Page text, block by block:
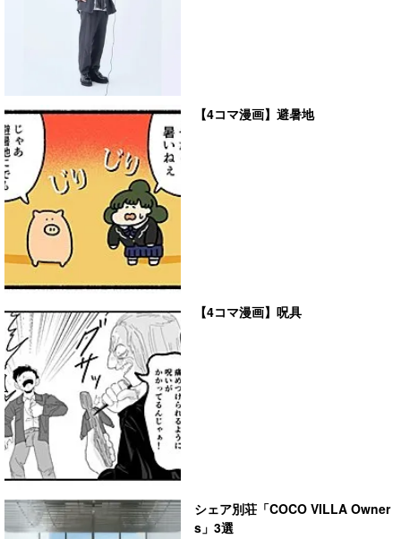
【4コマ漫画】避暑地
【4コマ漫画】呪具
シェア別荘「COCO VILLA Owner
s」3選